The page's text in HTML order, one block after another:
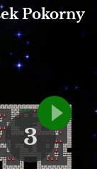
Pokorny
3